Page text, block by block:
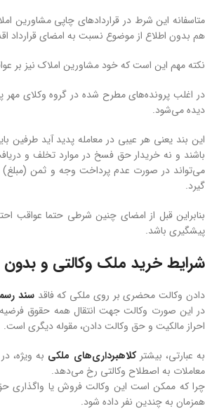
متاسفانه این شرط در قراردادهای چاپی مشاورین
هم بدون اطلاع از موضوع نسبت به امضای قرارداد
نکته مهم این است که خود مشاورین املاک نیز بر
در اغلب پرونده‌های مطرح شده در گروه وکلای مهر
دیده می‌شود.
این بند یعنی هر عیبی در معامله پدید آید طرفین
باشند و نه خریدار حق فسخ در موارد تخلف و
می‌تواند در صورت عدم پرداخت وجه و ثمن (مبلغ)
گیرد.
بنابراین قبل از امضای چنین شرطی حتما عواقب
پیشگیری باشد.
شرایط خرید ملک وکالتی و
دادن وکالت محضری بر روی ملکی که فاقدسند
در این صورت وکالت جهت انتقال همه حقوق فرضیه
احراز مالکیت و حق وکالت دادن، مقوله دیگری است.
به عبارتی، بیشترکلاهبرداری‌های ملکی به ویژه،
معاملات به اصطلاح وکالتی رخ می‌دهد.
چرا که ممکن است این وکالت فروش یا واگذاری
همزمان به چندین نفر داده شود.